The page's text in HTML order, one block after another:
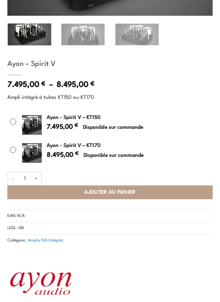
Ayon – Spirit V
7.495,00 € – 8.495,00 €Plage
à
8.495,00 €
Ampli intégré à tubes KT150 ou KT170
Ayon - Spirit V – KT150
7.495,00 € Disponible sur commande
Ayon - Spirit V – KT170
8.495,00 € Disponible sur commande
AJOUTER AU PANIER
EAN: N/A
UGS : ND
Catégorie : Amplis Hifi Intégrés